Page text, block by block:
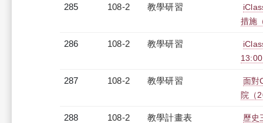
285 108-2 教學研習
措施
286 108-2 教學研習
287 108-2 教學研習
面對
院（
288 108-2 教學計畫表 歷史